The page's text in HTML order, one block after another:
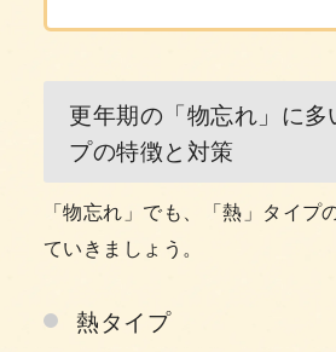
更年期の「物忘れ」に多
プの特徴と対策
「物忘れ」でも、「熱」タイプ
ていきましょう。
熱タイプ